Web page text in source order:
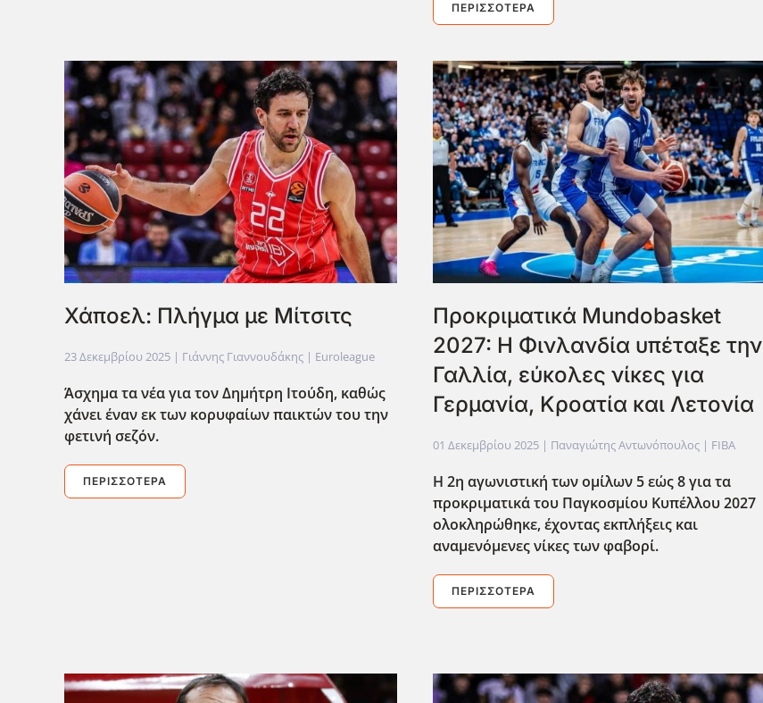
ΠΕΡΙΣΣΌΤΕΡΑ
Χάποελ: Πλήγμα με Μίτσιτς
23 Δεκεμβρίου 2025 | Γιάννης Γιαννουδάκης | Euroleague
Άσχημα τα νέα για τον Δημήτρη Ιτούδη, καθώς
χάνει έναν εκ των κορυφαίων παικτών του την
φετινή σεζόν.
ΠΕΡΙΣΣΌΤΕΡΑ
Προκριματικά Mundobasket
2027: Η Φινλανδία υπέταξε την
Γαλλία, εύκολες νίκες για
Γερμανία, Κροατία και Λετονία
01 Δεκεμβρίου 2025 | Παναγιώτης Αντωνόπουλος | FIBA
Η 2η αγωνιστική των ομίλων 5 εώς 8 για τα
προκριματικά του Παγκοσμίου Κυπέλλου 2027
ολοκληρώθηκε, έχοντας εκπλήξεις και
αναμενόμενες νίκες των φαβορί.
ΠΕΡΙΣΣΌΤΕΡΑ